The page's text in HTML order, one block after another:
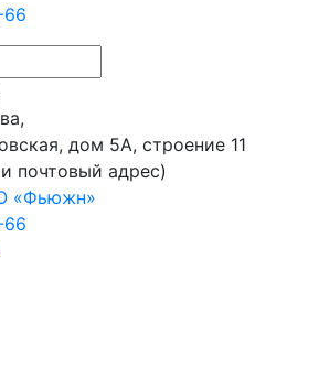
дом 5А, строение 11
почтовый адрес)
«Фьюжн»